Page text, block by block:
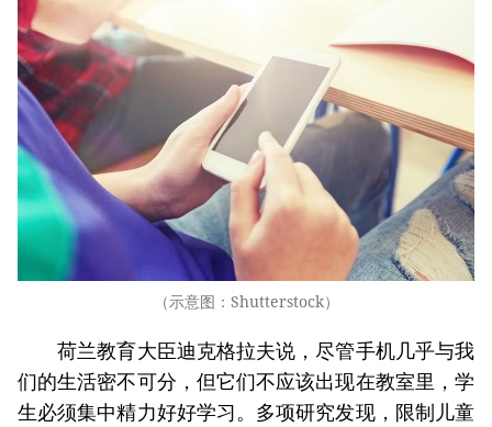
（示意图：Shutterstock）
荷兰教育大臣迪克格拉夫说，尽管手机几乎与我
们的生活密不可分，但它们不应该出现在教室里，学
生必须集中精力好好学习。多项研究发现，限制儿童